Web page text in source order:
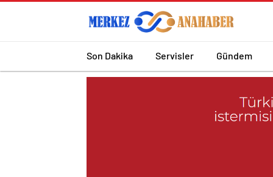
Son Dakika Servisler Gündem